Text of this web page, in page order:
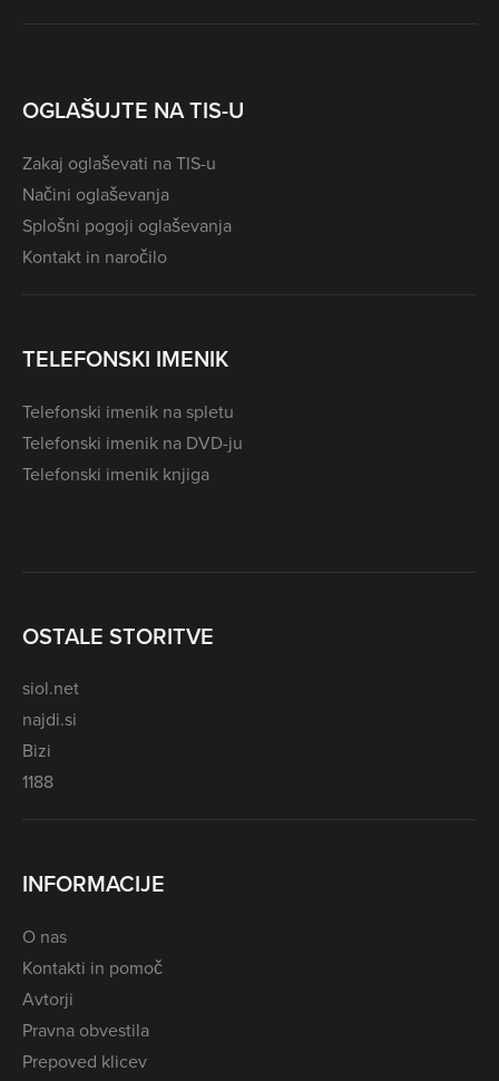
OGLAŠUJTE NA TIS-U
Zakaj oglaševati na TIS-u
Načini oglaševanja
Splošni pogoji oglaševanja
Kontakt in naročilo
TELEFONSKI IMENIK
Telefonski imenik na spletu
Telefonski imenik na DVD-ju
Telefonski imenik knjiga
OSTALE STORITVE
siol.net
najdi.si
Bizi
1188
INFORMACIJE
O nas
Kontakti in pomoč
Avtorji
Pravna obvestila
Prepoved klicev